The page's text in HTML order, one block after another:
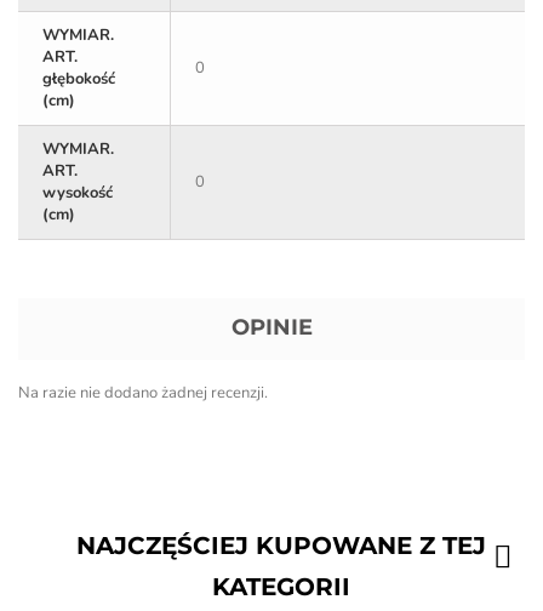
WYMIAR.
ART.
głębokość
(cm)
0
WYMIAR.
ART.
wysokość
(cm)
0
OPINIE
Na razie nie dodano żadnej recenzji.
NAJCZĘŚCIEJ KUPOWANE Z TEJ
KATEGORII